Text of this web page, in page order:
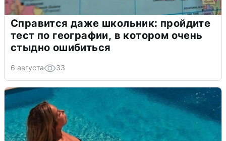
Справится даже школьник: пройдите
тест по географии, в котором очень
стыдно ошибиться
6 августа 33